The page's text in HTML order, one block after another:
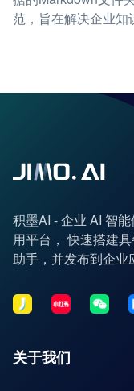
范，旨在解决企业知
积墨AI - 企业 AI 智
用平台， 快速搭建
助手，并发布到企业
关于我们